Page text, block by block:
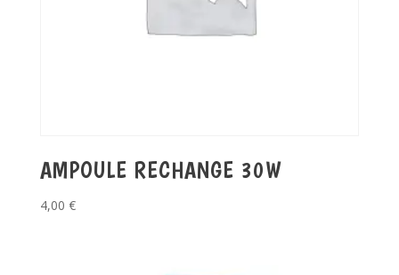
AMPOULE RECHANGE 30W
4,00 €